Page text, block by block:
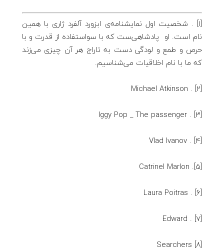
[1] . شخصیت اول نمایشنامه‌ی ابزورد آلفرد ژاری با همین
نام است. او پادشاهی‌ست که با سواستفاده از قدرت و با
حرص و طمع و لودگی دست به تاراج هر آن چیزی می‌زند
که ما با نام اخلاقیات می‌شناسیم.
[2] . Michael Atkinson
[3] . Iggy Pop _ The passenger
[4] . Vlad Ivanov
[5]. Catrinel Marlon
[6] . Laura Poitras
[7] . Edward
[8] Searchers